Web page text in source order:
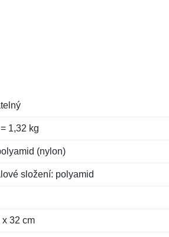
1,32 kg
(nylon)
složení: polyamid
x 32 cm